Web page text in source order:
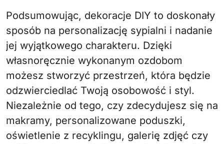
Podsumowując, dekoracje DIY to doskonały
sposób na personalizację sypialni i nadanie
jej wyjątkowego charakteru. Dzięki
własnoręcznie wykonanym ozdobom
możesz stworzyć przestrzeń, która będzie
odzwierciedlać Twoją osobowość i styl.
Niezależnie od tego, czy zdecydujesz się na
makramy, personalizowane poduszki,
oświetlenie z recyklingu, galerię zdjęć czy